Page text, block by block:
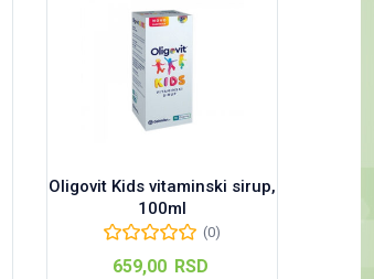
Oligovit Kids vitaminski sirup,
100ml
(0)
659,00 RSD